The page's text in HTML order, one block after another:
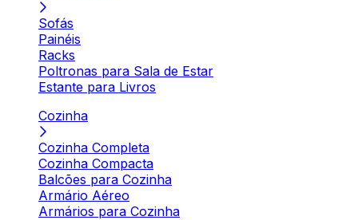
Sofás
Painéis
Racks
Poltronas para Sala de Estar
Estante para Livros
Cozinha
Cozinha Completa
Cozinha Compacta
Balcões para Cozinha
Armário Aéreo
Armários para Cozinha